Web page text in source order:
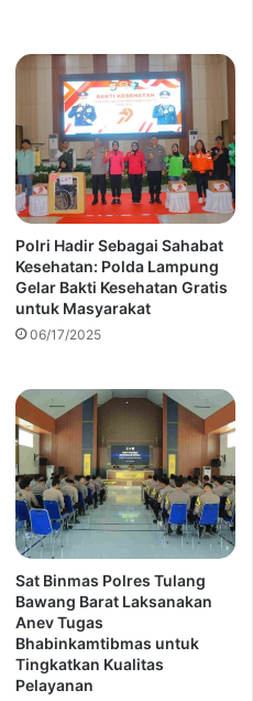
Polri Hadir Sebagai Sahabat
Kesehatan: Polda Lampung
Gelar Bakti Kesehatan Gratis
untuk Masyarakat
06/17/2025
Sat Binmas Polres Tulang
Bawang Barat Laksanakan
Anev Tugas
Bhabinkamtibmas untuk
Tingkatkan Kualitas
Pelayanan